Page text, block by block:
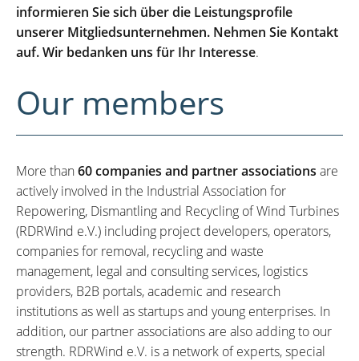
informieren Sie sich über die Leistungsprofile
unserer Mitgliedsunternehmen. Nehmen Sie Kontakt
auf. Wir bedanken uns für Ihr Interesse.
Our members
More than60 companies and partner associations are
actively involved in the Industrial Association for
Repowering, Dismantling and Recycling of Wind Turbines
(RDRWind e.V.) including project developers, operators,
companies for removal, recycling and waste
management, legal and consulting services, logistics
providers, B2B portals, academic and research
institutions as well as startups and young enterprises. In
addition, our partner associations are also adding to our
strength. RDRWind e.V. is a network of experts, special